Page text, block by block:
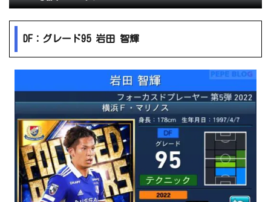
DF：グレード95 岩田 智輝